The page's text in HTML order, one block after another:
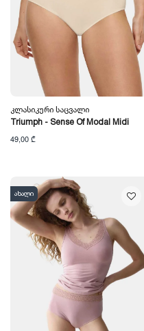
Კლასიკური Საცვალი
Triumph - Sense Of Modal Midi
49,00 ₾
ახალი